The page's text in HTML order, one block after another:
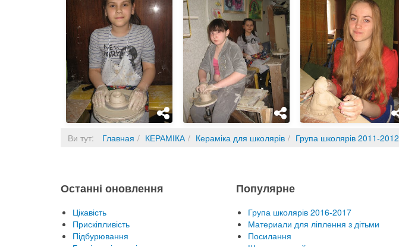
Ви тут: Главная КЕРАМІКА Кераміка для школярів Група школярів 2011-2012
Останні оновлення
Цікавість
Прискіпливість
Підбурювання
Популярне
Група школярів 2016-2017
Материали для ліплення з дітьми
Посилання